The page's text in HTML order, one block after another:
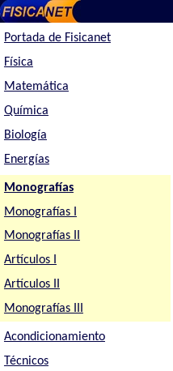
Portada de Fisicanet
Física
Matemática
Química
Biología
Energías
Monografías
Monografías I
Monografías II
Artículos I
Artículos II
Monografías III
Acondicionamiento
Técnicos